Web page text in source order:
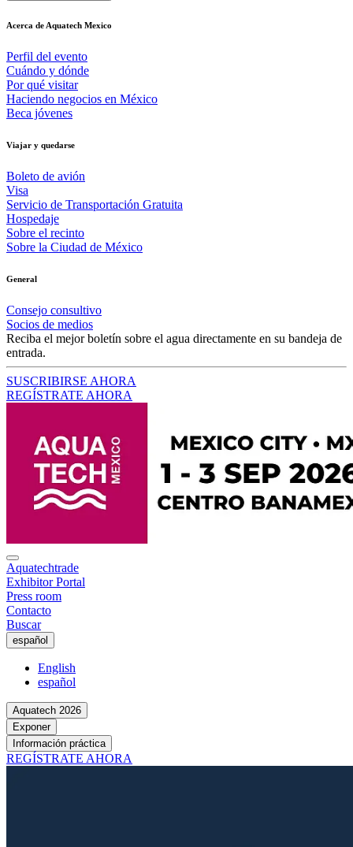
Acerca de Aquatech Mexico
Perfil del evento
Cuándo y dónde
Por qué visitar
Haciendo negocios en México
Beca jóvenes
Viajar y quedarse
Boleto de avión
Visa
Servicio de Transportación Gratuita
Hospedaje
Sobre el recinto
Sobre la Ciudad de México
General
Consejo consultivo
Socios de medios
Reciba el mejor boletín sobre el agua directamente en su bandeja de
entrada.
SUSCRIBIRSE AHORA
REGÍSTRATE AHORA
Aquatechtrade
Exhibitor Portal
Press room
Contacto
Buscar
español
English
español
Aquatech 2026
Exponer
Información práctica
REGÍSTRATE AHORA